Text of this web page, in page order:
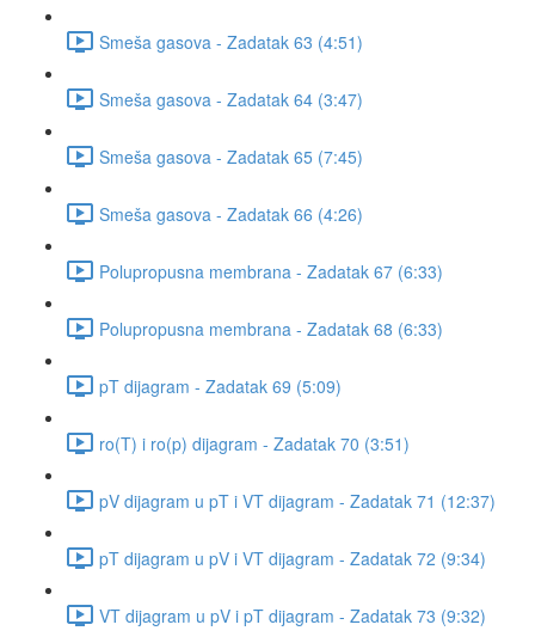
Smeša gasova - Zadatak 63 (4:51)
Smeša gasova - Zadatak 64 (3:47)
Smeša gasova - Zadatak 65 (7:45)
Smeša gasova - Zadatak 66 (4:26)
Polupropusna membrana - Zadatak 67 (6:33)
Polupropusna membrana - Zadatak 68 (6:33)
pT dijagram - Zadatak 69 (5:09)
ro(T) i ro(p) dijagram - Zadatak 70 (3:51)
pV dijagram u pT i VT dijagram - Zadatak 71 (12:37)
pT dijagram u pV i VT dijagram - Zadatak 72 (9:34)
VT dijagram u pV i pT dijagram - Zadatak 73 (9:32)